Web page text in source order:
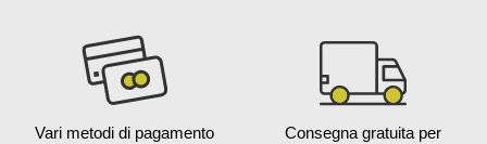
Vari metodi di pagamento Consegna gratuita per